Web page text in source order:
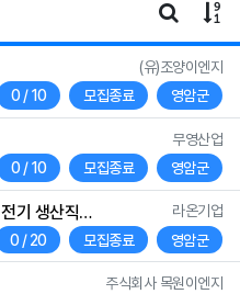
게시판게
등록자
(유)조양이엔지
지역영암군
상태모집종료
용인원
0 / 10
등록자
무영산업
지역영암군
상태모집종료
용인원
0 / 10
등록자
라온기업
기 생산직…
지역영암군
상태모집종료
용인원
0 / 20
등록자
주식회사 목원이엔지